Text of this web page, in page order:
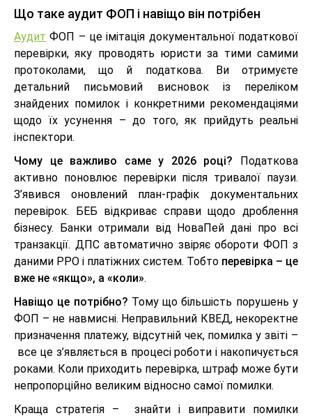
Що таке аудит ФОП і навіщо він потрібен
Аудит ФОП – це імітація документальної податкової
перевірки, яку проводять юристи за тими самими
протоколами, що й податкова. Ви отримуєте
детальний письмовий висновок із переліком
знайдених помилок і конкретними рекомендаціями
щодо їх усунення – до того, як прийдуть реальні
інспектори.
Чому це важливо саме у 2026 році? Податкова
активно поновлює перевірки після тривалої паузи.
З’явився оновлений план-графік документальних
перевірок. БЕБ відкриває справи щодо дроблення
бізнесу. Банки отримали від НоваПей дані про всі
транзакції. ДПС автоматично звіряє обороти ФОП з
даними РРО і платіжних систем. Тобто перевірка – це
вже не «якщо», а «коли».
Навіщо це потрібно? Тому що більшість порушень у
ФОП – не навмисні. Неправильний КВЕД, некоректне
призначення платежу, відсутній чек, помилка у звіті –
все це з’являється в процесі роботи і накопичується
роками. Коли приходить перевірка, штраф може бути
непропорційно великим відносно самої помилки.
Краща стратегія – знайти і виправити помилки